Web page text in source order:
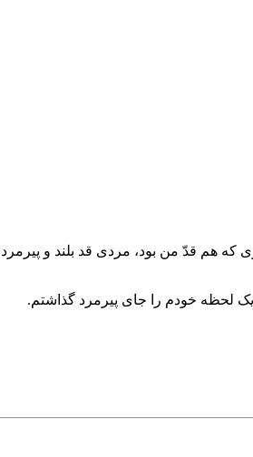
که هم قدّ من بود، مردی قد بلند و
یک لحظه خودم را جای پیرمرد گذاشتم.